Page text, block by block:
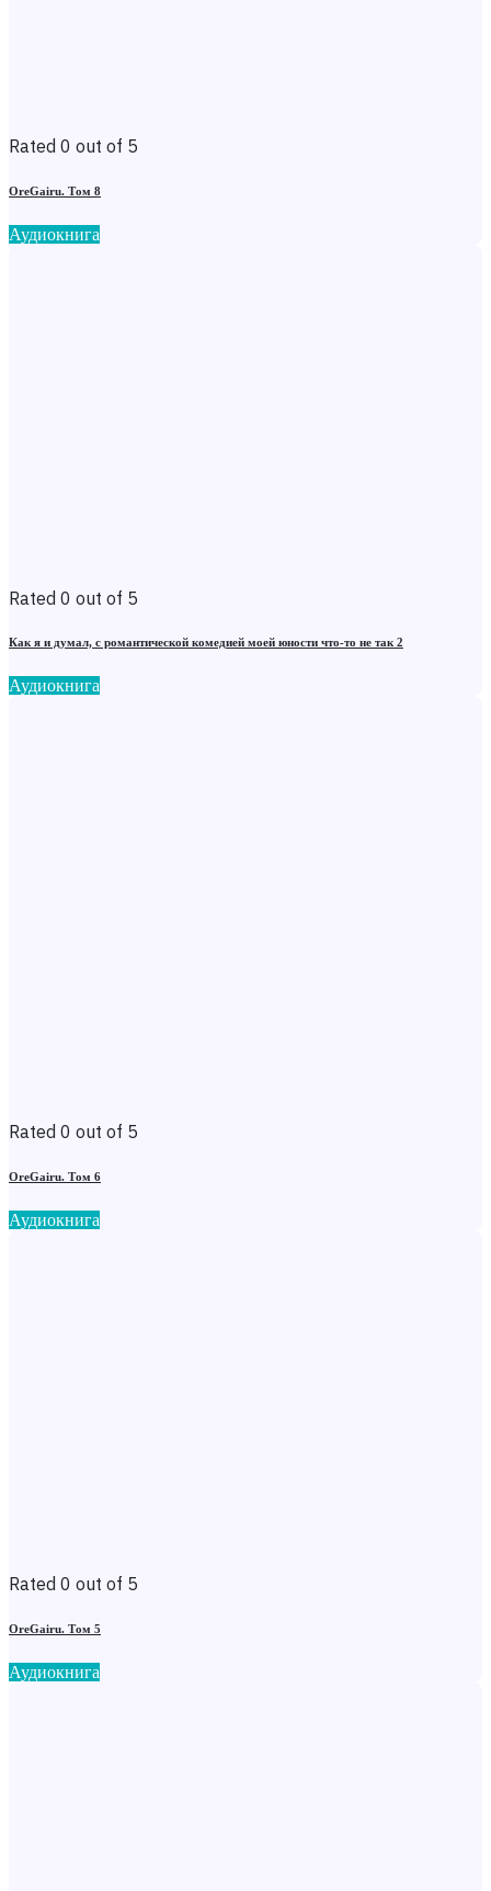
Rated 0 out of 5
OreGairu. Том 8
Аудиокнига
Rated 0 out of 5
Как я и думал, с романтической комедией моей юности что-то не так 2
Аудиокнига
Rated 0 out of 5
OreGairu. Том 6
Аудиокнига
Rated 0 out of 5
OreGairu. Том 5
Аудиокнига